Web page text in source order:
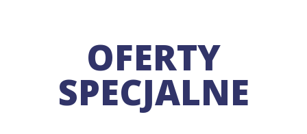
OFERTY
SPECJALNE